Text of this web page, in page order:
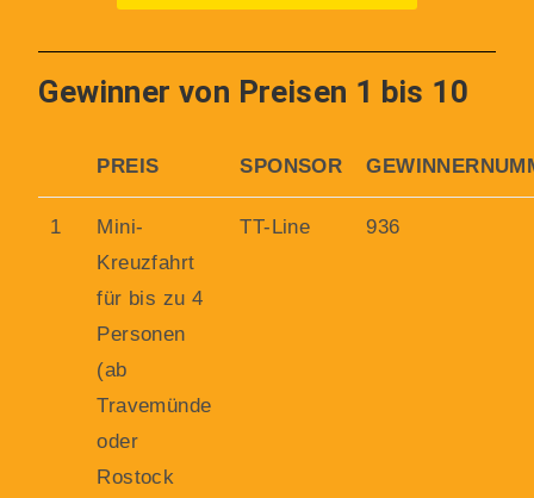
Gewinner von Preisen 1 bis 10
PREIS SPONSOR
1
Mini-
Kreuzfahrt
für bis zu 4
Personen
(ab
Travemünde
oder
Rostock
TT-Line 936